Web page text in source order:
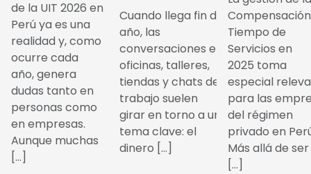
de la UIT 2026 en
Perú ya es una
realidad y, como
ocurre cada
año, genera
dudas tanto en
personas como
en empresas.
Aunque muchas
[…]
Cuando llega fin de
año, las
conversaciones en
oficinas, talleres,
tiendas y chats de
trabajo suelen
girar en torno a un
tema clave: el
dinero […]
Tiempo de
Servicios en
2025 toma
especial
para las
del régimen
privado en
Más allá de
[…]